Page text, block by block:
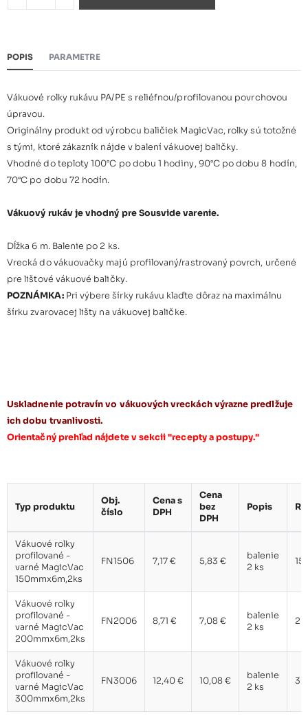
varné MagicVac
POPIS PARAMETRE
Vákuové rolky rukávu PA/PE s reliéfnou/profilovanou povrchovou
úpravou.
Originálny produkt od výrobcu baličiek MagicVac, rolky sú totožné
s tými, ktoré zákazník nájde v balení vákuovej baličky.
Vhodné do teploty 100°C po dobu 1 hodiny, 90°C po dobu 8 hodín,
70°C po dobu 72 hodín.
Vákuový rukáv je vhodný pre Sousvide varenie.
Dĺžka 6 m. Balenie po 2 ks.
Vrecká do vákuovačky majú profilovaný/rastrovaný povrch, určené
pre lištové vákuové baličky.
POZNÁMKA:Pri výbere šírky rukávu klaďte dôraz na maximálnu
šírku zvarovacej lišty na vákuovej baličke.
Uskladnenie potravín vo vákuových vreckách výrazne predlžuje
ich dobu trvanlivosti.
Orientačný prehľad nájdete v sekcii "recepty a postupy."
Typ produktu
Obj.
číslo
Cena s
DPH
Cena
bez
DPH
Popis
Vákuové rolky
profilované -
varné MagicVac
150mmx6m,2ks
FN1506 7,17 € 5,83 €
balenie
2 ks
Vákuové rolky
profilované -
varné MagicVac
200mmx6m,2ks
FN2006 8,71 € 7,08 €
balenie
2 ks
Vákuové rolky
profilované -
varné MagicVac
300mmx6m,2ks
FN3006 12,40 € 10,08 €
balenie
2 ks